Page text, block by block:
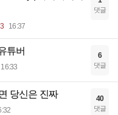
16:37
댓글
튜버
16:33
6
댓글
당신은 진짜 40
댓글